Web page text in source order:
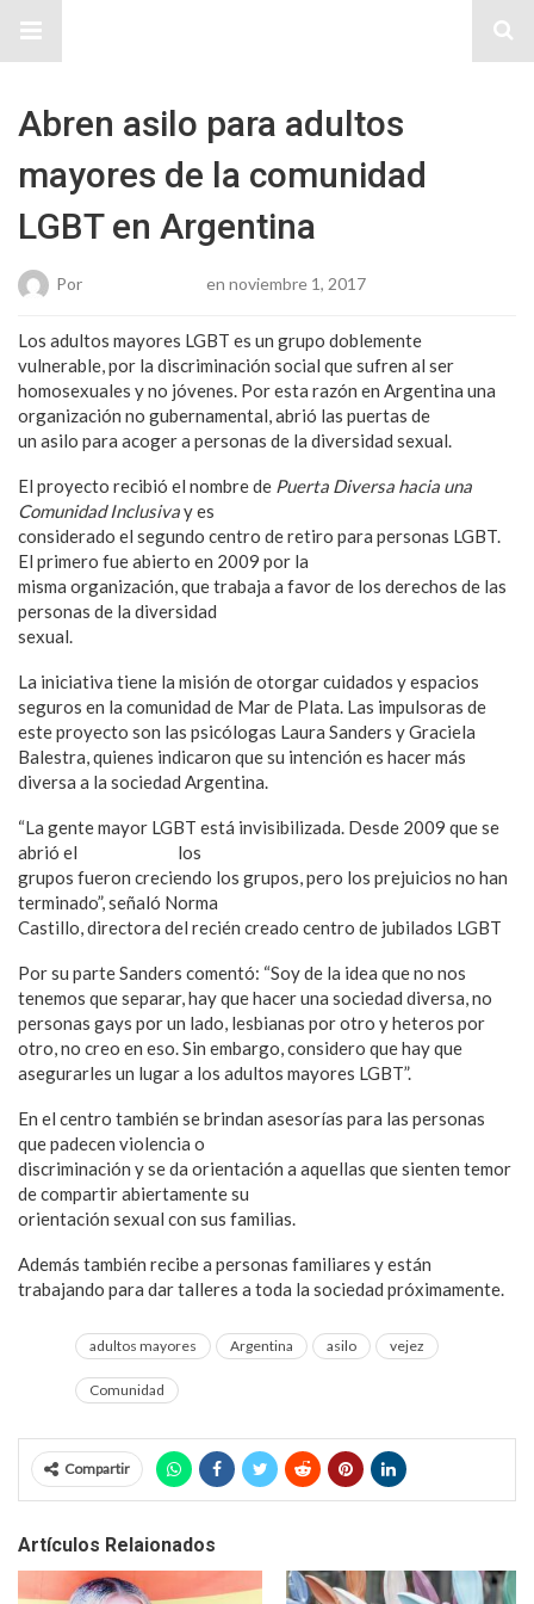
Abren asilo para adultos
mayores de la comunidad
LGBT en Argentina
Por en noviembre 1, 2017
Los adultos mayores LGBT es un grupo doblemente
vulnerable, por la discriminación social que sufren al ser
homosexuales y no jóvenes. Por esta razón en Argentina una
organización no gubernamental, abrió las puertas de
un asilo para acoger a personas de la diversidad sexual.
El proyecto recibió el nombre de Puerta Diversa hacia una
Comunidad Inclusivay es
considerado el segundo centro de retiro para personas LGBT.
El primero fue abierto en 2009 por la
misma organización, que trabaja a favor de los derechos de las
personas de la diversidad
sexual.
La iniciativa tiene la misión de otorgar cuidados y espacios
seguros en la comunidad de Mar de Plata. Las impulsoras de
este proyecto son las psicólogas Laura Sanders y Graciela
Balestra, quienes indicaron que su intención es hacer más
diversa a la sociedad Argentina.
“La gente mayor LGBT está invisibilizada. Desde 2009 que se
abrió el
los
grupos fueron creciendo los grupos, pero los prejuicios no han
terminado”, señaló Norma
Castillo, directora del recién creado centro de jubilados LGBT
Por su parte Sanders comentó: “Soy de la idea que no nos
tenemos que separar, hay que hacer una sociedad diversa, no
personas gays por un lado, lesbianas por otro y heteros por
otro, no creo en eso. Sin embargo, considero que hay que
asegurarles un lugar a los adultos mayores LGBT”.
En el centro también se brindan asesorías para las personas
que padecen violencia o
discriminación y se da orientación a aquellas que sienten temor
de compartir abiertamente su
orientación sexual con sus familias.
Además también recibe a personas familiares y están
trabajando para dar talleres a toda la sociedad próximamente.
adultos mayores Argentina asilo vejez
Comunidad
Compartir
Artículos Relaionados